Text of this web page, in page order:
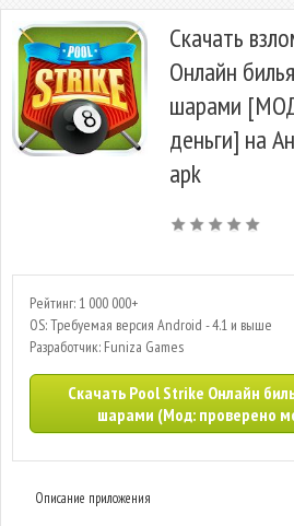
Скачать
Онлайн
шарами
деньги] на
apk
Рейтинг: 1 000 000+
OS: Требуемая версия Android - 4.1 и выше
Разработчик: Funiza Games
Скачать Pool Strike Онлайн
шарами (Мод: проверено
Описание приложения